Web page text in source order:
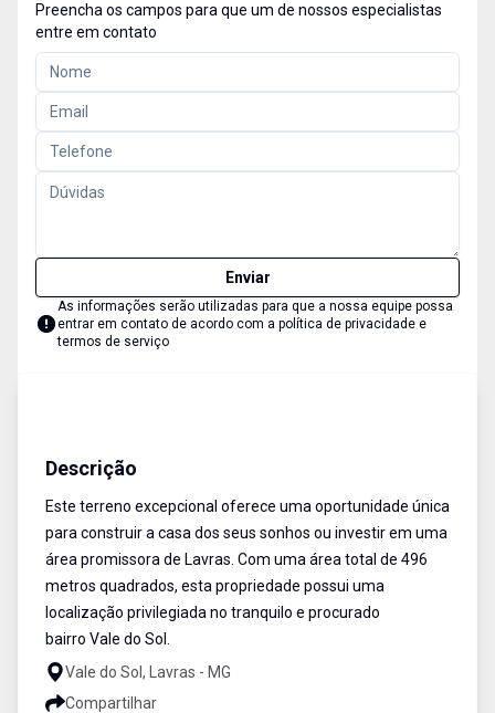
Preencha os campos para que um de nossos especialistas
entre em contato
Enviar
As informações serão utilizadas para que a nossa equipe possa
entrar em contato de acordo com a política de privacidade e
termos de serviço
Descrição
Este terreno excepcional oferece uma oportunidade única
para construir a casa dos seus sonhos ou investir em uma
área promissora de Lavras. Com uma área total de 496
metros quadrados, esta propriedade possui uma
localização privilegiada no tranquilo e procurado
bairro Vale do Sol.
Vale do Sol, Lavras - MG
Compartilhar